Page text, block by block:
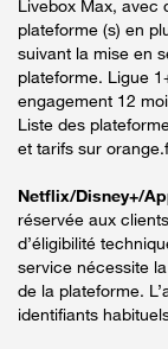
Livebox Max, avec
plateforme (s) en
suivant la mise en
plateforme. Ligue
engagement 12
Liste des
et tarifs sur
Netflix/Disney+/
réservée aux
d’éligibilité
service nécessite
de la plateforme.
identifiants